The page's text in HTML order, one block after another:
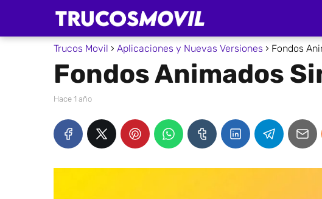
Trucos Movil Aplicaciones y Nuevas Versiones Fondos
Fondos Animados
hace 1 año